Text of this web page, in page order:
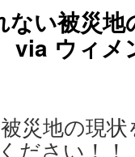
OF
NUCLEAR
ENERGY
UPDATE!”
ない被災
via ウィ
災地の現
ださい！！